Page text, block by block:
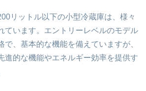
リットル以下の小型冷蔵庫は、様々
ています。エントリーレベルのモデル
で、基本的な機能を備えていますが、
進的な機能やエネルギー効率を提供す